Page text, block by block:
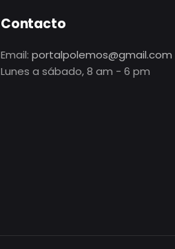
Contacto
Email:portalpolemos@gmail.com
Lunes a sábado, 8 am - 6 pm